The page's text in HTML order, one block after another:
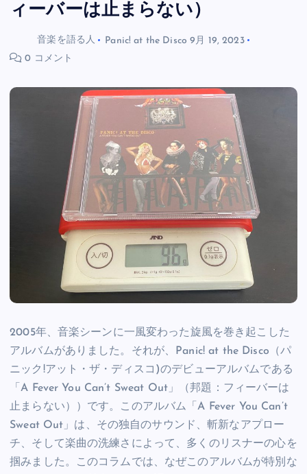
ィーバーは止まらない）
音楽を語る人 Panic! at the Disco 9月 19, 2023
0 コメント
2005年、音楽シーンに一風変わった旋風を巻き起こした
アルバムがありました。それが、Panic! at the Disco（パ
ニック!アット・ザ・ディスコ)のデビューアルバムである
「A Fever You Can’t Sweat Out」（邦題：フィーバーは
止まらない））です。このアルバム「A Fever You Can’t
Sweat Out」は、その独自のサウンド、斬新なアプロー
チ、そして楽曲の洗練さによって、多くのリスナーの心を
掴みました。このコラムでは、なぜこのアルバムが特別な